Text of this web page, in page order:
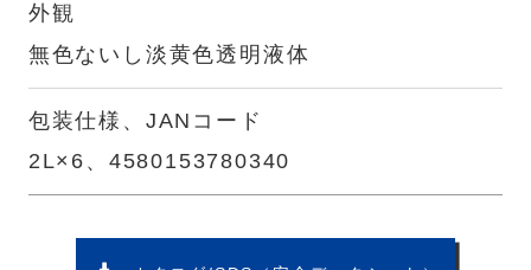
外観
無色ないし淡黄色透明液体
包装仕様、JANコード
2L×6、4580153780340